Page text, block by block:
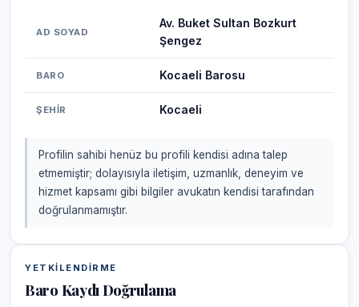
AD SOYAD
Av. Buket Sultan Bozkurt
Şengez
BARO Kocaeli Barosu
ŞEHIR Kocaeli
Profilin sahibi henüz bu profili kendisi adına talep
etmemiştir; dolayısıyla iletişim, uzmanlık, deneyim ve
hizmet kapsamı gibi bilgiler avukatın kendisi tarafından
doğrulanmamıştır.
YETKILENDIRME
Baro Kaydı Doğrulama